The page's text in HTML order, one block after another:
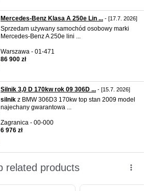
Mercedes-Benz Klasa A 250e Lin ... - [17.7. 2026]
Sprzedam używany samochód osobowy marki
Mercedes-Benz A 250e lini ...
Warszawa - 01-471
86 900 zł
Silnik 3,0 D 170kw rok 09 306D ... - [15.7. 2026]
silnik z BMW 306D3 170kw top stan 2009 model
najechany gwarantowa ...
Zagranica - 00-000
6 976 zł